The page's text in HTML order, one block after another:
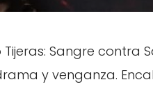
Sangre contra
y venganza.